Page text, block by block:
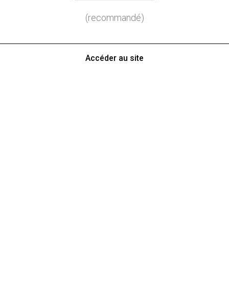
(recommandé)
Accéder au site